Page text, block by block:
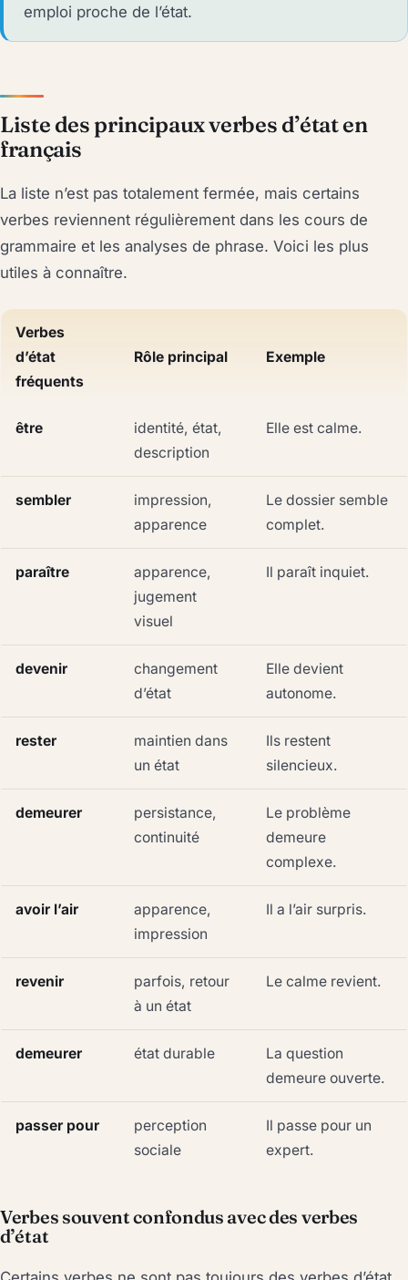
emploi proche de l’état.
Liste des principaux verbes d’état en
français
La liste n’est pas totalement fermée, mais certains
verbes reviennent régulièrement dans les cours de
grammaire et les analyses de phrase. Voici les plus
utiles à connaître.
Verbes
d’état
fréquents
Rôle principal Exemple
être
identité, état,
description
Elle est calme.
sembler
impression,
apparence
Le dossier semble
complet.
paraître
apparence,
jugement
visuel
Il paraît inquiet.
devenir
changement
d’état
Elle devient
autonome.
rester
maintien dans
un état
Ils restent
silencieux.
demeurer
persistance,
continuité
Le problème
demeure
complexe.
avoir l’air
apparence,
impression
Il a l’air surpris.
revenir
parfois, retour
à un état
Le calme revient.
demeurer état durable
La question
demeure ouverte.
passer pour
perception
sociale
Il passe pour un
expert.
Verbes souvent confondus avec des verbes
d’état